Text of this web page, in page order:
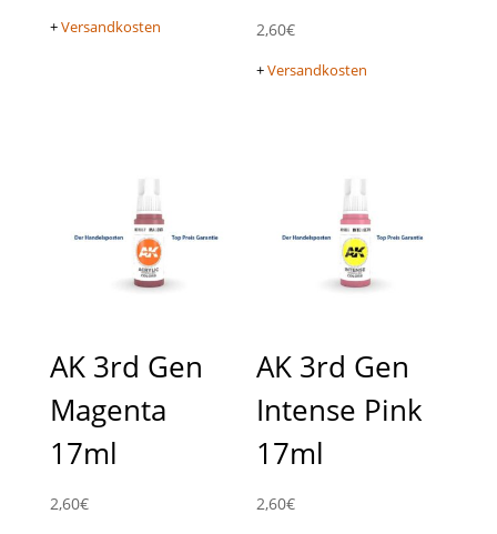
+Versandkosten 2,60€
+Versandkosten
AK 3rd Gen
Magenta
17ml
2,60€
AK 3rd Gen
Intense Pink
17ml
2,60€